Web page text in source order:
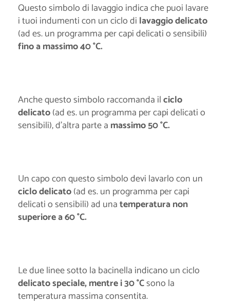
Questo simbolo di lavaggio indica che puoi lavare
i tuoi indumenti con un ciclo di lavaggio delicato
(ad es. un programma per capi delicati o sensibili)
fino a massimo 40 °C.
Anche questo simbolo raccomanda ilciclo
delicato(ad es. un programma per capi delicati o
sensibili), d'altra parte a massimo 50 °C.
Un capo con questo simbolo devi lavarlo con un
ciclo delicato(ad es. un programma per capi
delicati o sensibili) ad unatemperatura non
superiore a 60 °C.
Le due linee sotto la bacinella indicano un ciclo
delicato speciale, mentre i 30 °Csono la
temperatura massima consentita.